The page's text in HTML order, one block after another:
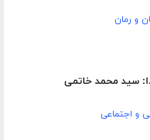
و رمان
سید محمد خاتمی
و اجتماعی